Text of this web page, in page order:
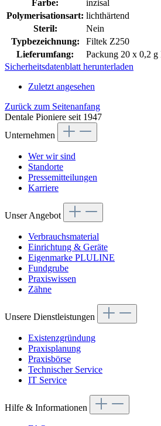
Farbe:
inzisal
Polymerisationsart: lichthärtend
Steril:
Nein
Typbezeichnung:
Filtek Z250
Lieferumfang:
Packung 20 x 0,2 g
Sicherheitsdatenblatt herunterladen
Zuletzt angesehen
Zurück zum Seitenanfang
Dentale Pioniere seit 1947
Unternehmen
Wer wir sind
Standorte
Pressemitteilungen
Karriere
Unser Angebot
Verbrauchsmaterial
Einrichtung & Geräte
Eigenmarke PLULINE
Fundgrube
Praxiswissen
Zähne
Unsere Dienstleistungen
Existenzgründung
Praxisplanung
Praxisbörse
Technischer Service
IT Service
Hilfe & Informationen